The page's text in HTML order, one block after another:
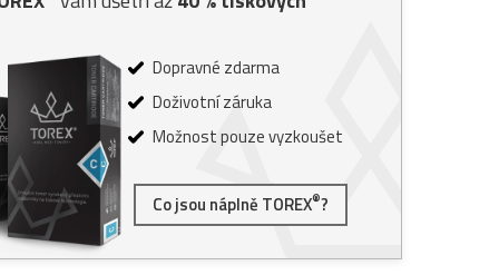
Dopravné zdarma
Doživotní záruka
Možnost pouze vyzkoušet
Co jsou náplně TOREX®?